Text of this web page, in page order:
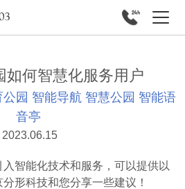
如何智慧化服务用户
园 智能导航 智慧公园 智能语
音亭
2023.06.15
能化技术和服务，可以提供以
形科技和您分享一些建议！